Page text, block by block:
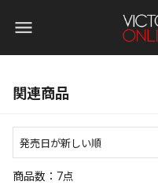
関連商品
商品数： 7点